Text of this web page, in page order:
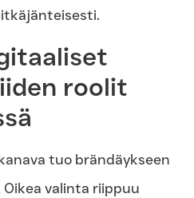
roolit
tuo brändäykseen
valinta riippuu